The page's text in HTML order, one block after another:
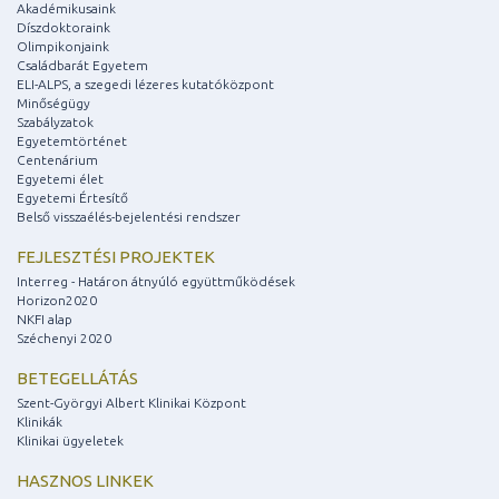
Akadémikusaink
Díszdoktoraink
Olimpikonjaink
Családbarát Egyetem
ELI-ALPS, a szegedi lézeres kutatóközpont
Minőségügy
Szabályzatok
Egyetemtörténet
Centenárium
Egyetemi élet
Egyetemi Értesítő
Belső visszaélés-bejelentési rendszer
FEJLESZTÉSI PROJEKTEK
Interreg - Határon átnyúló együttműködések
Horizon2020
NKFI alap
Széchenyi 2020
BETEGELLÁTÁS
Szent-Györgyi Albert Klinikai Központ
Klinikák
Klinikai ügyeletek
HASZNOS LINKEK